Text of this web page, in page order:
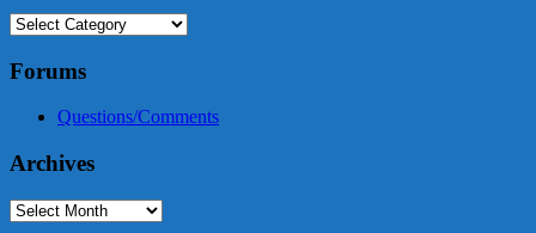
Check
other
Forums
Questions/Comments
Archives
Archives